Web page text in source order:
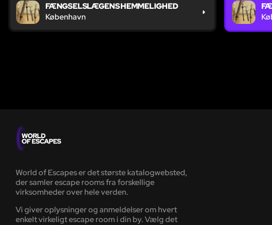
FÆNGSELSLÆGENS HEMMELIGHED
København
World of Escapes er det største katalogwebsted,
der samler escape rooms fra forskellige
virksomheder over hele verden.
Vi giver oplysninger og anmeldelser om hvert
enkelt virkeligt escape room i din by. Vælg det